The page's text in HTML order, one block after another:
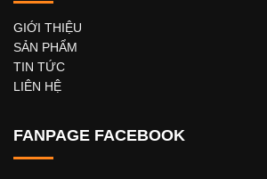
GIỚI THIỆU
SẢN PHẨM
TIN TỨC
LIÊN HỆ
FANPAGE FACEBOOK